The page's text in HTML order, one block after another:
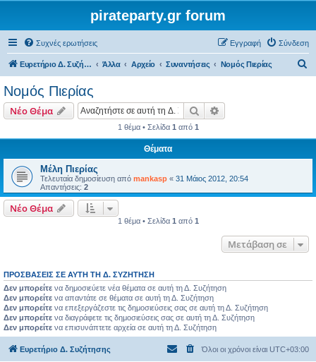
pirateparty.gr forum
Συχνές ερωτήσεις Σύνδεση
Εγγραφή
Ευρετήριο Δ. Συζήτησης Άλλα Αρχείο Συναντήσεις Νομός Πιερίας‎
η
Νομός Πιερίας‎
Νέο Θέμα Αναζήτηση
1 θέμα • Σελίδα 1 από 1
Θέματα
Μέλη Πιερίας
Τελευταία δημοσίευση από mankasp « 31 Μάιος 2012, 20:54
Απαντήσεις: 2
Νέο Θέμα
1 θέμα • Σελίδα 1 από 1
Μετάβαση σε
ΠΡΟΣΒΆΣΕΙΣ ΣΕ ΑΥΤΉ ΤΗ Δ. ΣΥΖΉΤΗΣΗ
Δεν μπορείτε να δημοσιεύετε νέα θέματα σε αυτή τη Δ. Συζήτηση
Δεν μπορείτε να απαντάτε σε θέματα σε αυτή τη Δ. Συζήτηση
Δεν μπορείτε να επεξεργάζεστε τις δημοσιεύσεις σας σε αυτή τη Δ. Συζήτηση
Δεν μπορείτε να διαγράφετε τις δημοσιεύσεις σας σε αυτή τη Δ. Συζήτηση
Δεν μπορείτε να επισυνάπτετε αρχεία σε αυτή τη Δ. Συζήτηση
Ευρετήριο Δ. Συζήτησης Όλοι οι χρόνοι είναι UTC+03:00